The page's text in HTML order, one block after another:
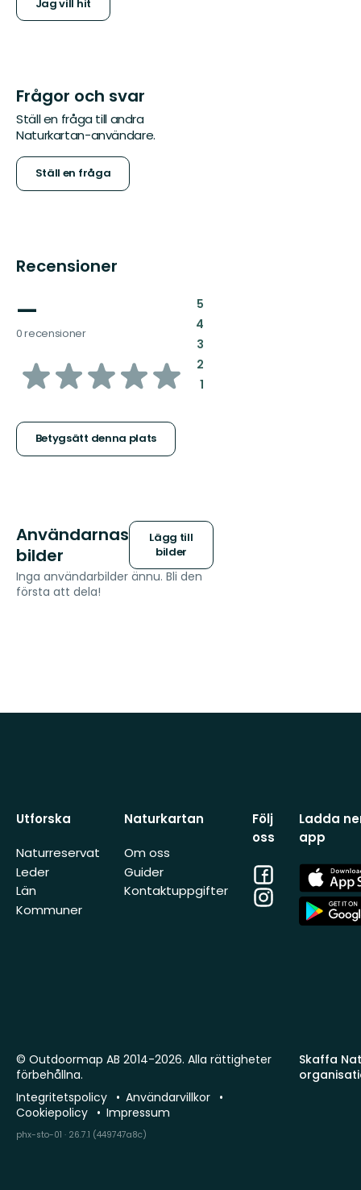
Jag vill hit
Frågor och svar
Ställ en fråga till andra
Naturkartan-användare.
Ställ en fråga
Recensioner
—
0 recensioner
av
stjärnor
Betygsätt denna plats
5:
4:
3:
2:
1:
Användarnas
bilder
Lägg till
bilder
Inga användarbilder ännu. Bli den
första att dela!
Utforska
Naturreservat
Leder
Län
Kommuner
Naturkartan
Om oss
Guider
Kontaktuppgifter
Följ
oss
Facebook
Instagram
Ladda
app
App
Store
App
Store
Skaffa
© Outdoormap AB 2014-2026. Alla rättigheter
förbehållna.
Integritetspolicy
Användarvillkor
Cookiepolicy
Impressum
phx-sto-01 · 26.7.1 (449747a8c)